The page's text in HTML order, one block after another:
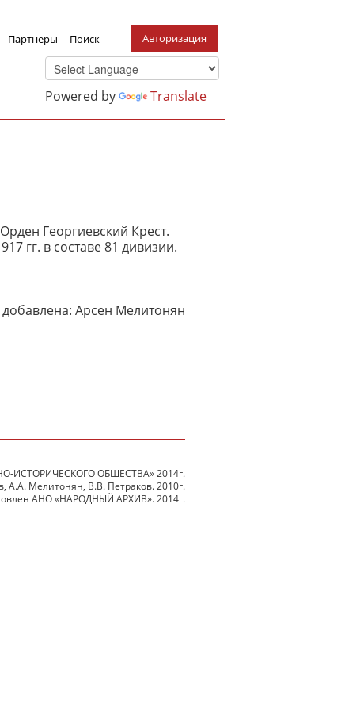
Партнеры Поиск Авторизация
Powered by Translate
Георгиевский Крест.
гг. в составе 81 дивизии.
Арсен Мелитонян
ИСТОРИЧЕСКОГО ОБЩЕСТВА» 2014г.
Мелитонян, В.В. Петраков. 2010г.
АНО «НАРОДНЫЙ АРХИВ». 2014г.